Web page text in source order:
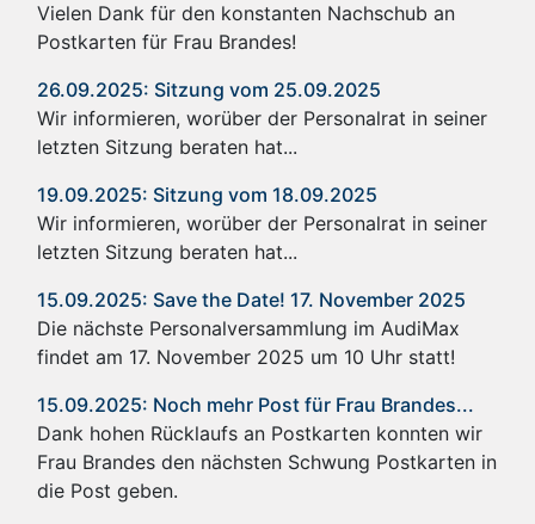
Vielen Dank für den konstanten Nachschub an
Postkarten für Frau Brandes!
26.09.2025: Sitzung vom 25.09.2025
Wir informieren, worüber der Personalrat in seiner
letzten Sitzung beraten hat...
19.09.2025: Sitzung vom 18.09.2025
Wir informieren, worüber der Personalrat in seiner
letzten Sitzung beraten hat...
15.09.2025: Save the Date! 17. November 2025
Die nächste Personalversammlung im AudiMax
findet am 17. November 2025 um 10 Uhr statt!
15.09.2025: Noch mehr Post für Frau Brandes...
Dank hohen Rücklaufs an Postkarten konnten wir
Frau Brandes den nächsten Schwung Postkarten in
die Post geben.